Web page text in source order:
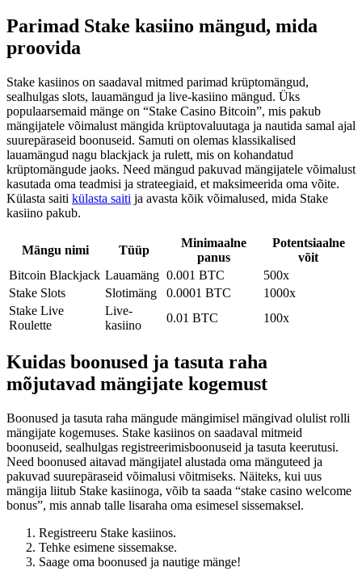
Parimad Stake kasiino mängud, mida
proovida
Stake kasiinos on saadaval mitmed parimad krüptomängud,
sealhulgas slots, lauamängud ja live-kasiino mängud. Üks
populaarsemaid mänge on “Stake Casino Bitcoin”, mis pakub
mängijatele võimalust mängida krüptovaluutaga ja nautida samal ajal
suurepäraseid boonuseid. Samuti on olemas klassikalised
lauamängud nagu blackjack ja rulett, mis on kohandatud
krüptomängude jaoks. Need mängud pakuvad mängijatele võimalust
kasutada oma teadmisi ja strateegiaid, et maksimeerida oma võite.
Külasta saiti külasta saiti ja avasta kõik võimalused, mida Stake
kasiino pakub.
Mängu nimi Tüüp
Minimaalne
panus
Potentsiaalne
võit
Bitcoin Blackjack Lauamäng 0.001 BTC
500x
Stake Slots
Slotimäng 0.0001 BTC
1000x
Stake Live
Roulette
Live-
kasiino
0.01 BTC 100x
Kuidas boonused ja tasuta raha
mõjutavad mängijate kogemust
Boonused ja tasuta raha mängude mängimisel mängivad olulist rolli
mängijate kogemuses. Stake kasiinos on saadaval mitmeid
boonuseid, sealhulgas registreerimisboonuseid ja tasuta keerutusi.
Need boonused aitavad mängijatel alustada oma mänguteed ja
pakuvad suurepäraseid võimalusi võitmiseks. Näiteks, kui uus
mängija liitub Stake kasiinoga, võib ta saada “stake casino welcome
bonus”, mis annab talle lisaraha oma esimesel sissemaksel.
Registreeru Stake kasiinos.
Tehke esimene sissemakse.
Saage oma boonused ja nautige mänge!